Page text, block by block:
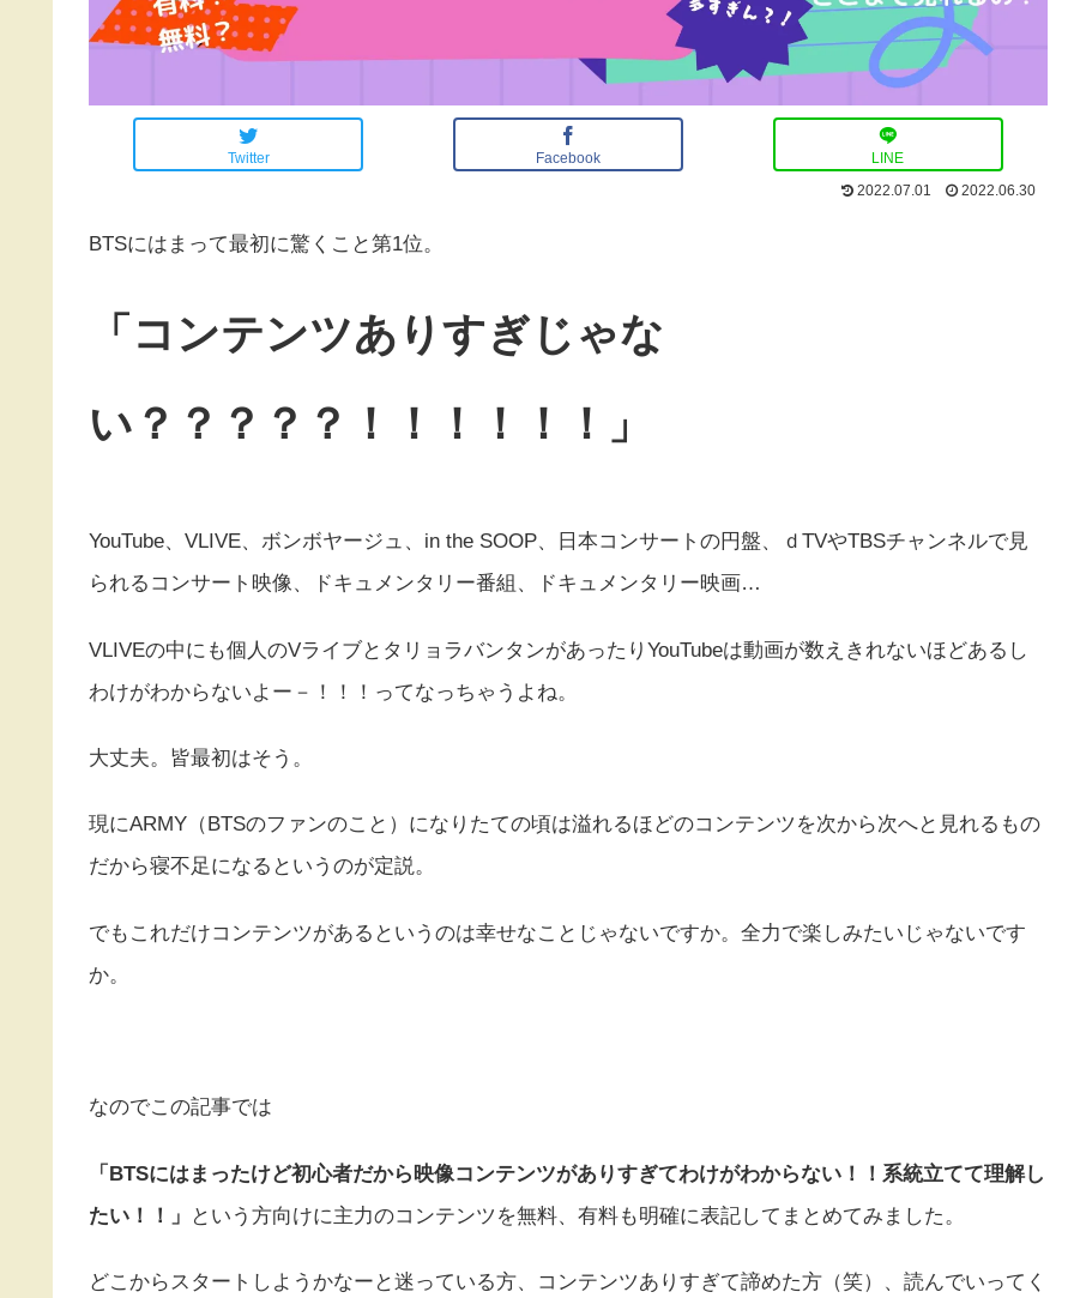
Twitter Facebook
LINE
2022.07.01
2022.06.30
BTSにはまって最初に驚くこと第1位。
「コンテンツありすぎじゃな
い？？？？？！！！！！！」
YouTube、VLIVE、ボンボヤージュ、in the SOOP、日本コンサートの円盤、ｄTVやTBSチャンネルで見
られるコンサート映像、ドキュメンタリー番組、ドキュメンタリー映画…
VLIVEの中にも個人のVライブとタリョラバンタンがあったりYouTubeは動画が数えきれないほどあるし
わけがわからないよー－！！！ってなっちゃうよね。
大丈夫。皆最初はそう。
現にARMY（BTSのファンのこと）になりたての頃は溢れるほどのコンテンツを次から次へと見れるもの
だから寝不足になるというのが定説。
でもこれだけコンテンツがあるというのは幸せなことじゃないですか。全力で楽しみたいじゃないです
か。
なのでこの記事では
「BTSにはまったけど初心者だから映像コンテンツがありすぎてわけがわからない！！系統立てて理解し
たい！！」
という方向けに主力のコンテンツを無料、有料も明確に表記してまとめてみました。
どこからスタートしようかなーと迷っている方、コンテンツありすぎて諦めた方（笑）、読んでいってく